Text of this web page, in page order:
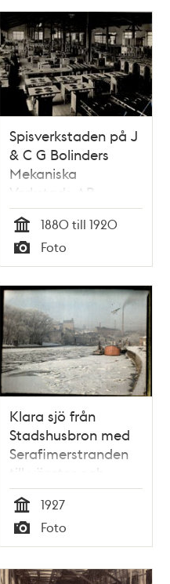
Spisverkstaden på J
& C G Bolinders
Mekaniska
Verkstads AB.
Tid
1880 till 1920
Typ
Foto
Klara sjö från
Stadshusbron med
Serafimerstranden
till vänster och
Bolinders fabriker i
bakgrunden,
Tid
1927
Typ
Foto